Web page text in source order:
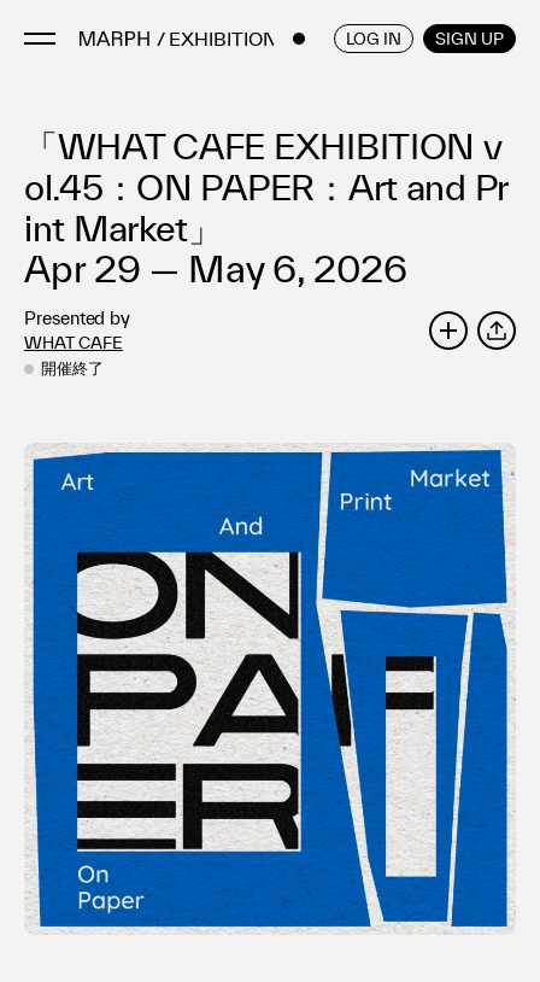
/ EXHIBITIONS LOG IN SIGN UP
Artists
Artworks
Galleries & Museums
Exhibitions
Art Fairs & Events
Press Releases
About
FAQ
利用規約
プライバシ−ポリシー
運営会社
お問い合わせ
ENGLISH / JAPANESE
「WHAT CAFE EXHIBITION v
ol.45：ON PAPER：Art and Pr
int Market」
Apr 29 — May 6, 2026
Presented by
WHAT CAFE
開催終了